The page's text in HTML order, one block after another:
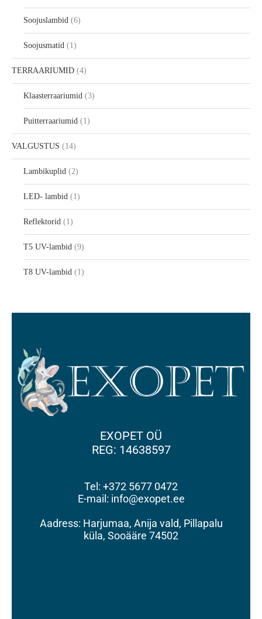
Soojuslambid 6
Soojusmatid 1
TERRAARIUMID 4
Klaasterraariumid 3
Puitterraariumid 1
VALGUSTUS 14
Lambikuplid 2
LED- lambid 1
Reflektorid 1
T5 UV-lambid 9
T8 UV-lambid 1
EXOPET OÜ
REG: 14638597
Tel: +372 5677 0472
E-mail: info@exopet.ee
Aadress: Harjumaa, Anija vald, Pillapalu
küla, Sooääre 74502